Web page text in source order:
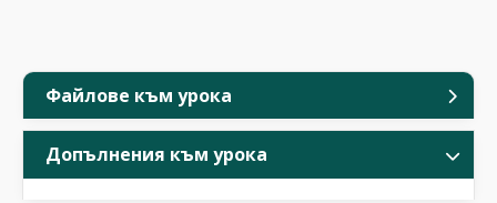
Файлове към урока
Допълнения към урока